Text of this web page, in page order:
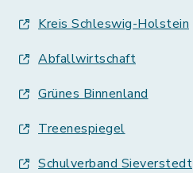
Kreis Schleswig-Holstein
Abfallwirtschaft
Grünes Binnenland
Treenespiegel
Schulverband Sieverstedt